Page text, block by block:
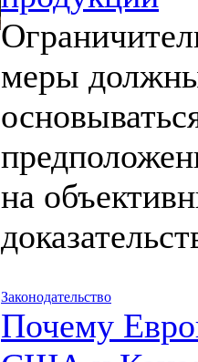
меры
на
Законодательство
Почему